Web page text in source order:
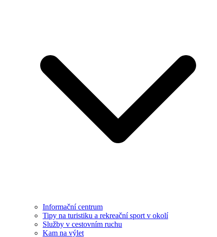
Informační centrum
Tipy na turistiku a rekreační sport v okolí
Služby v cestovním ruchu
Kam na výlet